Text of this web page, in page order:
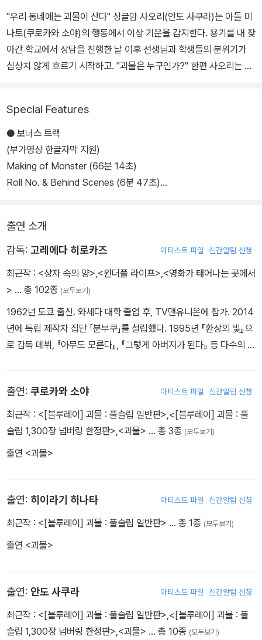
"우리 동네에는 괴물이 산다" 싱글맘 사오리(안도 사쿠라)는 아들 미
나토(쿠로카와 소야)의 행동에서 이상 기운을 감지한다. 용기를 내 찾
아간 학교에서 상담을 진행한 날 이후 선생님과 학생들의 분위기가
심상치 않게 흐르기 시작하고. "괴물은 누구인가?" 한편 사오리는 친
들의 모습이 다르다는 사실을 어렴풋이 깨닫는데… 태풍이 몰아치던
어느 날, 아무도 몰랐던 진실이 드러난다.
Special Features
● 보너스 트랙
(부가영상 한글자막 지원)
Making of Monster (66분 14초)
Roll No. & Behind Scenes (6분 47초)
출연 소개
감독: 고레에다 히로카즈 아티스트 파일 신간알림 신청
최근작 : <상자 속의 양> <원더풀 라이프> <영화가 태어나는 곳에서
> … 총 102종 (모두보기)
1962년 도쿄 출신. 와세다 대학 졸업 후, TV맨유니온에 참가. 2014
년에 독립 제작자 집단 「분부쿠」를 설립했다. 1995년 『환상의 빛』으
로 감독 데뷔, 『아무도 모른다』, 『그렇게 아버지가 된다』 등 다수의 작
커』로 75회 칸 국제영화제 최우수 남자배우상(송강호)을 수상했다.
2023년 『괴물』은 76회 칸 국제영화제 각본상(사카모토 유지)과 퀴
어종려상을 함께 받았다.
출연: 쿠로카와 소야 아티스트 파일 신간알림 신청
최근작 : <[블루레이] 괴물 : 풀슬립 일반판> <[블루레이] 괴물 : 풀
슬립 1,300장 넘버링 한정판> <괴물> … 총 3종 (모두보기)
출연 <괴물>
출연: 히이라기 히나타 아티스트 파일 신간알림 신청
최근작 : <[블루레이] 괴물 : 풀슬립 일반판> … 총 1종 (모두보기)
출연 <괴물>
출연: 안도 사쿠라 아티스트 파일 신간알림 신청
최근작 : <[블루레이] 괴물 : 풀슬립 일반판> <[블루레이] 괴물 : 풀
슬립 1,300장 넘버링 한정판> <괴물> … 총 10종 (모두보기)